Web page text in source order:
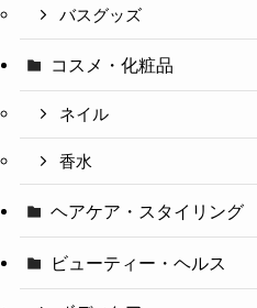
バスグッズ
コスメ・化粧品
ネイル
香水
ヘアケア・スタイリング
ビューティー・ヘルス